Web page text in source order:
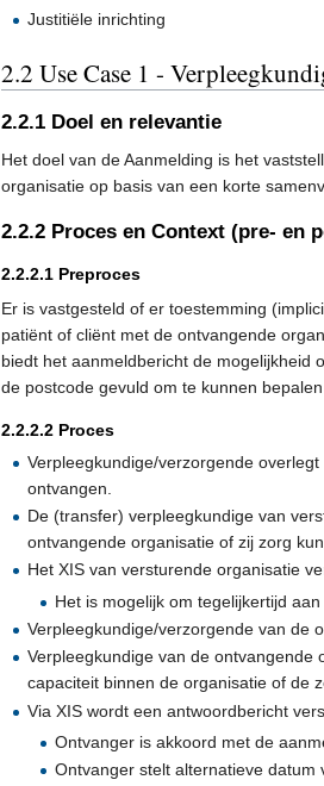
Justitiële inrichting
2.2 Use Case 1 -
2.2.1 Doel en relevantie
Het doel van de Aanmelding is het
organisatie op basis van een korte
2.2.2 Proces en Context (pre- en
2.2.2.1 Preproces
Er is vastgesteld of er toestemming
patiënt of cliënt met de ontvangende
biedt het aanmeldbericht de mogelijkheid
de postcode gevuld om te kunnen
2.2.2.2 Proces
Verpleegkundige/verzorgende
ontvangen.
De (transfer) verpleegkundige van
ontvangende organisatie of zij zorg
Het XIS van versturende organisatie
Het is mogelijk om tegelijkertijd
Verpleegkundige/verzorgende van de
Verpleegkundige van de
capaciteit binnen de organisatie of de
Via XIS wordt een antwoordbericht
Ontvanger is akkoord met de
Ontvanger stelt alternatieve datum